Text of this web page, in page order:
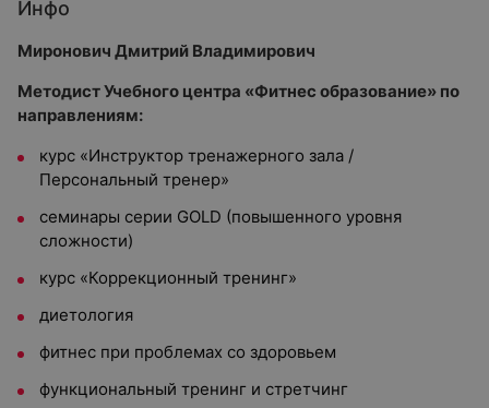
Инфо
Миронович Дмитрий Владимирович
Методист Учебного центра «Фитнес образование» по
направлениям:
курс «Инструктор тренажерного зала /
Персональный тренер»
семинары серии GOLD (повышенного уровня
сложности)
курс «Коррекционный тренинг»
диетология
фитнес при проблемах со здоровьем
функциональный тренинг и стретчинг